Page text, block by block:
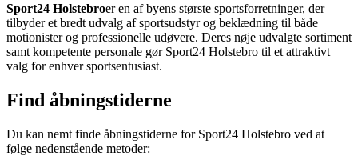
Sport24 Holstebroer en af byens største sportsforretninger, der
tilbyder et bredt udvalg af sportsudstyr og beklædning til både
motionister og professionelle udøvere. Deres nøje udvalgte sortiment
samt kompetente personale gør Sport24 Holstebro til et attraktivt
valg for enhver sportsentusiast.
Find åbningstiderne
Du kan nemt finde åbningstiderne for Sport24 Holstebro ved at
følge nedenstående metoder: